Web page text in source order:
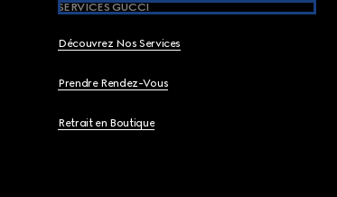
SERVICES GUCCI
Découvrez Nos Services
Prendre Rendez-Vous
Retrait en Boutique